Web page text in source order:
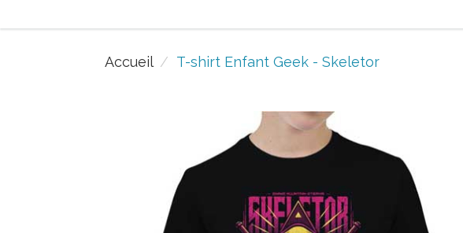
Accueil T-shirt Enfant Geek - Skeletor